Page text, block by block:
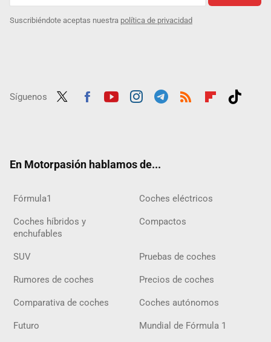
Suscribiéndote aceptas nuestra política de privacidad
Síguenos
En Motorpasión hablamos de...
Fórmula1 Coches eléctricos
Coches híbridos y
enchufables
Compactos
SUV Pruebas de coches
Rumores de coches Precios de coches
Comparativa de coches Coches autónomos
Futuro Mundial de Fórmula 1